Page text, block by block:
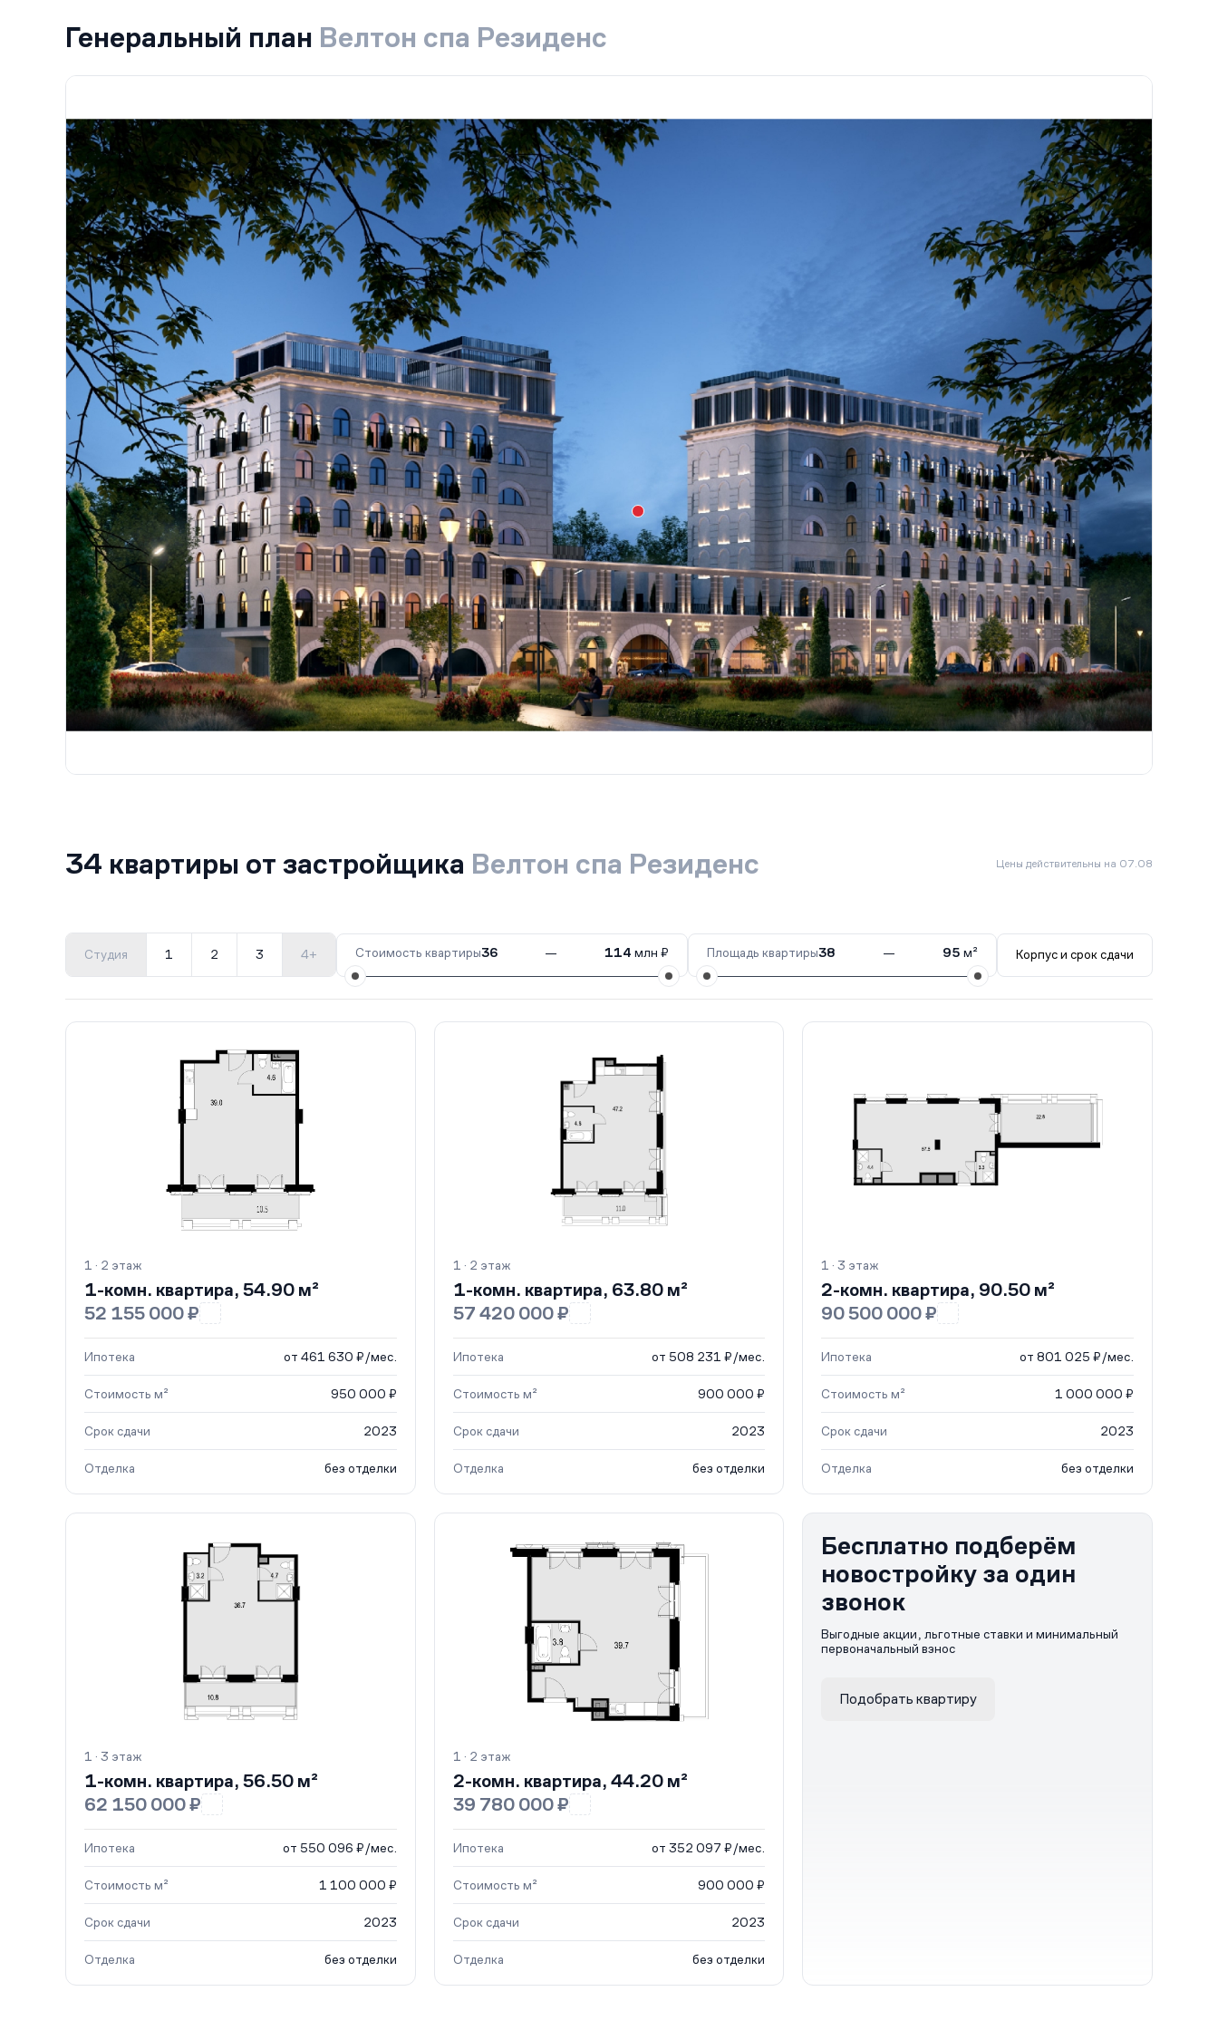
Генеральный план Велтон спа Резиденс
34 квартиры от застройщика Велтон спа Резиденс Цены действительны на 07.08
Студия 1 2 3 4+ Стоимость квартиры36 — 114 млн ₽ Площадь квартиры38 — 95 м² Корпус и срок сдачи
Все корпуса 134 кв. Сдан
1 · 2 этаж
1-комн. квартира, 54.90 м²
52 155 000 ₽
Ипотека от 461 630 ₽/мес.
Стоимость м² 950 000 ₽
Срок сдачи 2023
Отделка без отделки
1 · 2 этаж
1-комн. квартира, 63.80 м²
57 420 000 ₽
Ипотека от 508 231 ₽/мес.
Стоимость м² 900 000 ₽
Срок сдачи 2023
Отделка без отделки
1 · 3 этаж
2-комн. квартира, 90.50 м²
90 500 000 ₽
Ипотека от 801 025 ₽/мес.
Стоимость м² 1 000 000 ₽
Срок сдачи 2023
Отделка без отделки
1 · 3 этаж
1-комн. квартира, 56.50 м²
62 150 000 ₽
Ипотека от 550 096 ₽/мес.
Стоимость м² 1 100 000 ₽
Срок сдачи 2023
Отделка без отделки
1 · 2 этаж
2-комн. квартира, 44.20 м²
39 780 000 ₽
Ипотека от 352 097 ₽/мес.
Стоимость м² 900 000 ₽
Срок сдачи 2023
Отделка без отделки
Бесплатно подберём
новостройку за один
звонок
Выгодные акции, льготные ставки и минимальный
первоначальный взнос
Подобрать квартиру